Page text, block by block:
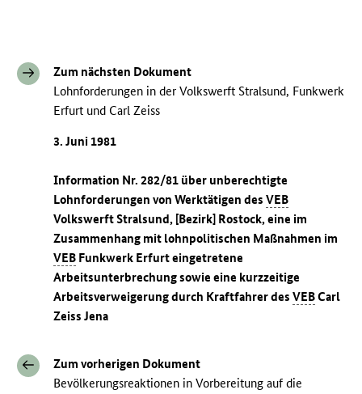
Zum nächsten Dokument
Lohnforderungen in der Volkswerft Stralsund, Funkwerk
Erfurt und Carl Zeiss
3. Juni 1981
Information Nr. 282/81 über unberechtigte
Lohnforderungen von Werktätigen desVEB
Volkswerft Stralsund, [Bezirk] Rostock, eine im
Zusammenhang mit lohnpolitischen Maßnahmen im
VEB Funkwerk Erfurt eingetretene
Arbeitsunterbrechung sowie eine kurzzeitige
Arbeitsverweigerung durch Kraftfahrer desVEBCarl
Zeiss Jena
Zum vorherigen Dokument
Bevölkerungsreaktionen in Vorbereitung auf die